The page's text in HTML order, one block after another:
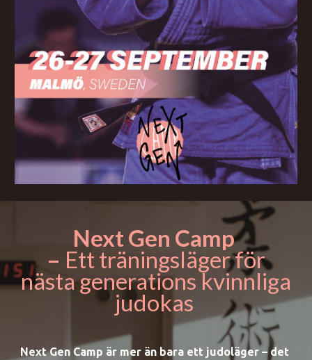
Next Gen Camp
– Ett träningsläger för
nästa generations kvinnliga
judokas
Next Gen Camp är mer än bara ett judoläger – det